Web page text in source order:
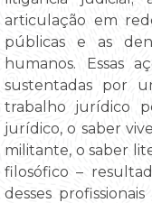
articulação em
públicas e as
humanos. Essas
sustentadas por
trabalho jurídico
jurídico, o saber
militante, o saber
filosófico –
desses